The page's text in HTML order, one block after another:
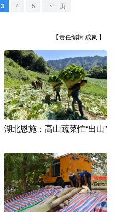
江西
湖北 湖南
海南 重庆
云南 西藏
青海 宁夏
Français عربى
3 4 5 下一页
【责任编辑:成岚 】
湖北恩施：高山蔬菜忙“出山”